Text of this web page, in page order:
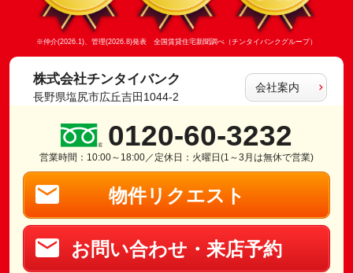
※仲介(2026.1)、管理(2026.8)発表 全国賃貸住宅新聞調べ（チンタイバンクグループ）
株式会社チンタイバンク
長野県塩尻市広丘吉田1044-2
会社案内
0120-60-3232
営業時間：10:00～18:00／定休日：火曜日(1～3月は無休で営業)
物件リクエスト
お問い合わせ・来店予約